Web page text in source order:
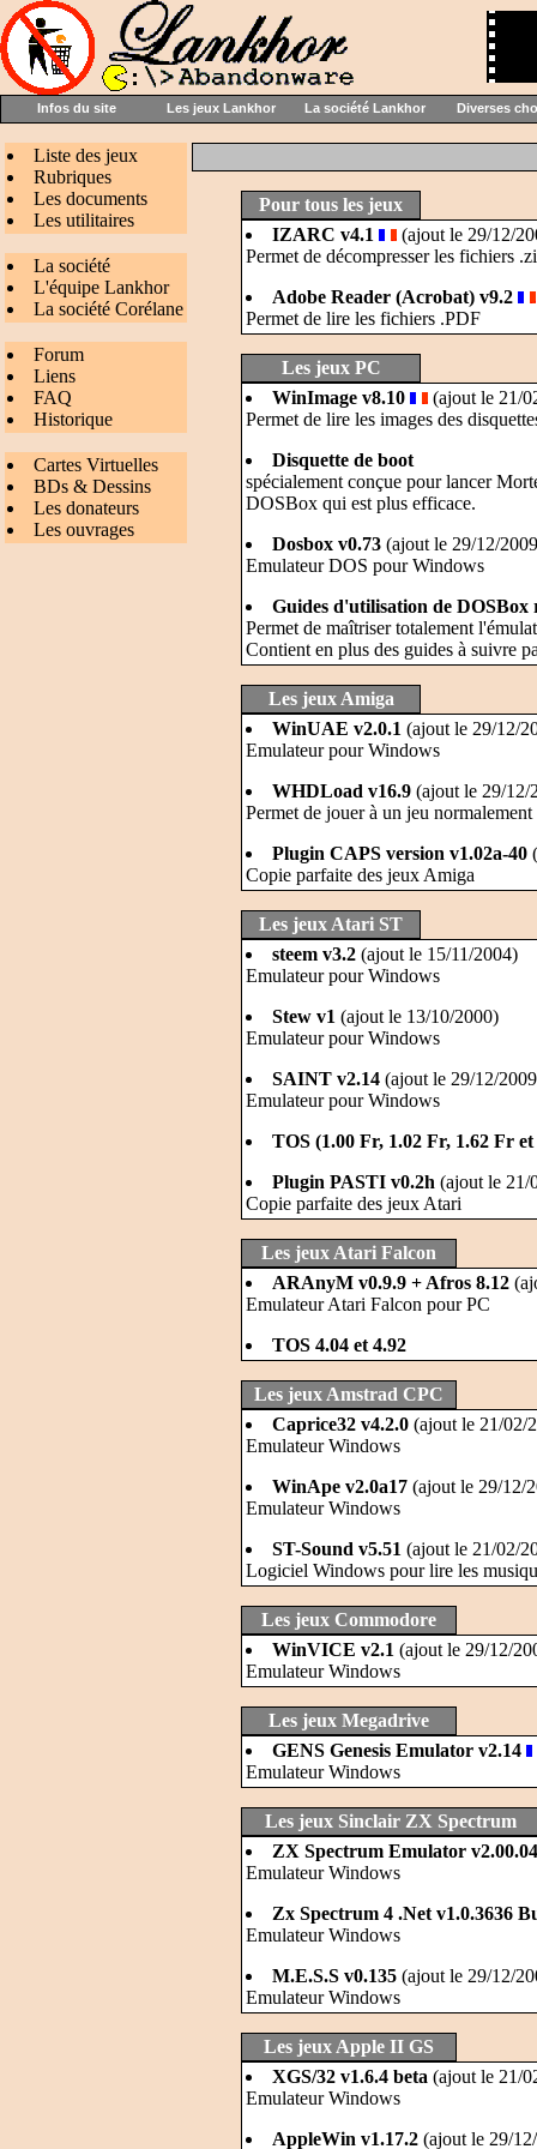
Infos du site Les jeux Lankhor La société Lankhor Diverses
Liste des jeux
Rubriques
Les documents
Les utilitaires
La société
L'équipe Lankhor
La société Corélane
Forum
Liens
FAQ
Historique
Cartes Virtuelles
BDs & Dessins
Les donateurs
Les ouvrages
Pour tous les jeux
IZARC v4.1
(ajout le 29/12/
Permet de décompresser les fichiers
Adobe Reader (Acrobat) v9.2
Permet de lire les fichiers .PDF
Les jeux PC
WinImage v8.10
(ajout le 21/
Permet de lire les images des
Disquette de boot
spécialement conçue pour lancer
DOSBox qui est plus efficace.
Dosbox v0.73 (ajout le 29/12/
Emulateur DOS pour Windows
Guides d'utilisation de DOSBox
Permet de maîtriser totalement
Contient en plus des guides à suivre
Les jeux Amiga
WinUAE v2.0.1 (ajout le 29/12/
Emulateur pour Windows
WHDLoad v16.9 (ajout le 29/12/
Permet de jouer à un jeu
Plugin CAPS version v1.02a-40
Copie parfaite des jeux Amiga
Les jeux Atari ST
steem v3.2 (ajout le 15/11/2004)
Emulateur pour Windows
Stew v1 (ajout le 13/10/2000)
Emulateur pour Windows
SAINT v2.14 (ajout le 29/12/
Emulateur pour Windows
TOS (1.00 Fr, 1.02 Fr, 1.62 Fr
Plugin PASTI v0.2h (ajout le 21/
Copie parfaite des jeux Atari
Les jeux Atari Falcon
ARAnyM v0.9.9 + Afros 8.12
Emulateur Atari Falcon pour PC
TOS 4.04 et 4.92
Les jeux Amstrad CPC
Caprice32 v4.2.0 (ajout le 21/02/
Emulateur Windows
WinApe v2.0a17 (ajout le 29/12/
Emulateur Windows
ST-Sound v5.51 (ajout le 21/02/
Logiciel Windows pour lire les
Les jeux Commodore
WinVICE v2.1 (ajout le 29/12/
Emulateur Windows
Les jeux Megadrive
GENS Genesis Emulator v2.14
Emulateur Windows
Les jeux Sinclair ZX Spectrum
ZX Spectrum Emulator
Emulateur Windows
Zx Spectrum 4 .Net v1.0.3636
Emulateur Windows
M.E.S.S v0.135 (ajout le 29/12/
Emulateur Windows
Les jeux Apple II GS
XGS/32 v1.6.4 beta (ajout le 21/
Emulateur Windows
AppleWin v1.17.2 (ajout le 29/